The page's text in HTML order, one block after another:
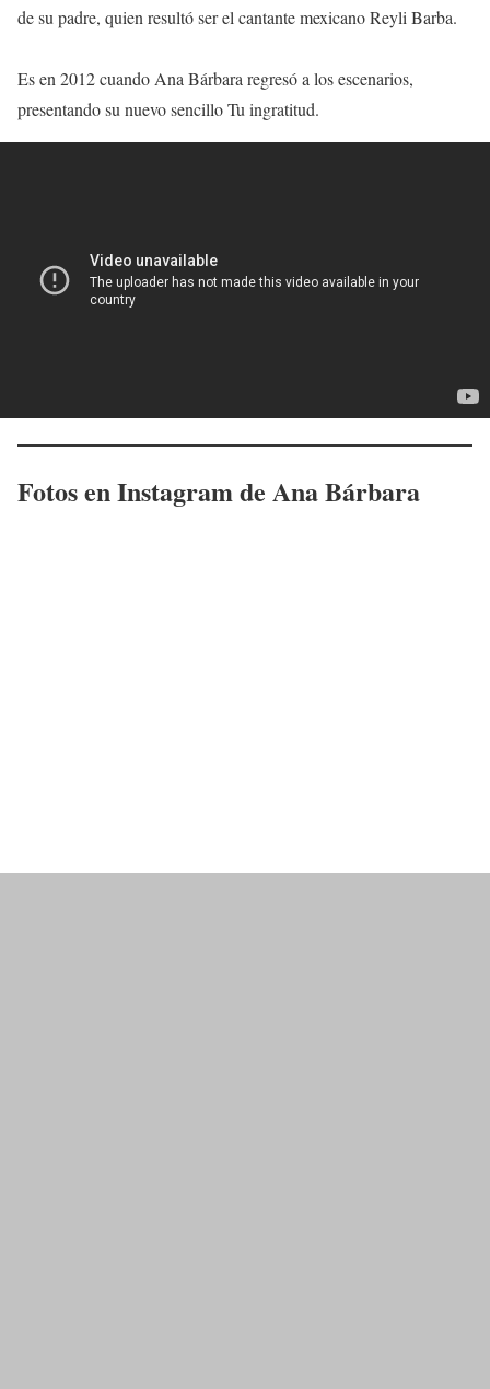
de su padre, quien resultó ser el cantante mexicano Reyli Barba.
Es en 2012 cuando Ana Bárbara regresó a los escenarios,
presentando su nuevo sencillo Tu ingratitud.
Fotos en Instagram de Ana Bárbara